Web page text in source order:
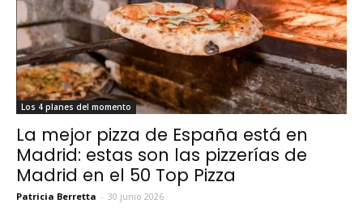
Los 4 planes del momento
La mejor pizza de España está en
Madrid: estas son las pizzerías de
Madrid en el 50 Top Pizza
Patricia Berretta - 30 junio 2026